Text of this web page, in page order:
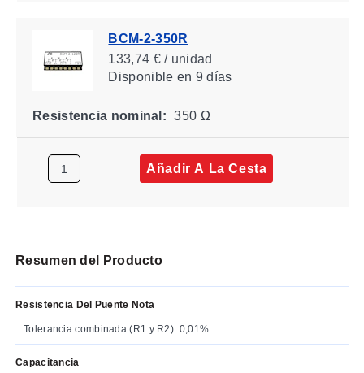
BCM-2-350R
133,74 € / unidad
Disponibleen 9 días
Resistencia nominal: 350 Ω
Añadir A La Cesta
Resumen del Producto
Resistencia Del Puente Nota
Tolerancia combinada (R1 y R2): 0,01%
Capacitancia